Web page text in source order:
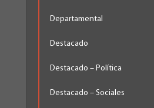
Departamental
Destacado
Destacado – Política
Destacado – Sociales